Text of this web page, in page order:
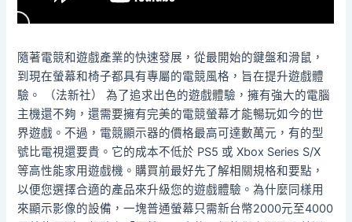
隨著電競和遊戲產業的快速發展，從最開始的鍵盤和滑鼠，
到現在螢幕和椅子都具有專屬的電競風格，旨在提升遊戲體
驗。 （法新社） 為了追求出色的遊戲體驗，擁有強大的電腦
主機還不夠，還需要擁有完美的電競螢幕才能暢玩如今的世
界遊戲。不過，電競顯示器的價格最高可達數萬元，有的型
號比電視還要貴。它的成本不低於 PS5 或 Xbox Series S/X
等高性能家用遊戲機。購買前最好先了解相關規格和要點，
以便您選擇合適的產品來升級您的遊戲體驗。為什麼同樣用
來顯示影像的設備，一塊普通螢幕只需新台幣2000元至4000